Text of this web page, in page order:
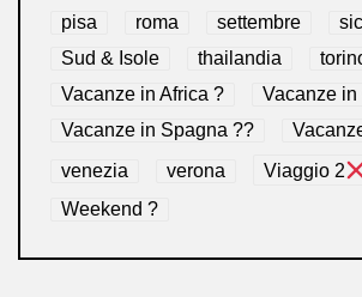
pisa
roma settembre
Sud & Isole
thailandia
Vacanze in Africa ?
Vacanze
Vacanze in Spagna ??
venezia verona Viaggio 2
Weekend ?